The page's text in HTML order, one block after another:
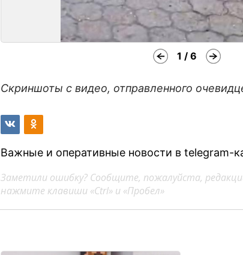
1 / 6
Скриншоты с видео, отправленного
Важные и оперативные новости в telegram-
Заметили ошибку? Сообщите, пожалуйста,
нажмите клавиши «Ctrl» и «Пробел»